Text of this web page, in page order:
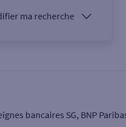
ma recherche
bancaires SG, BNP